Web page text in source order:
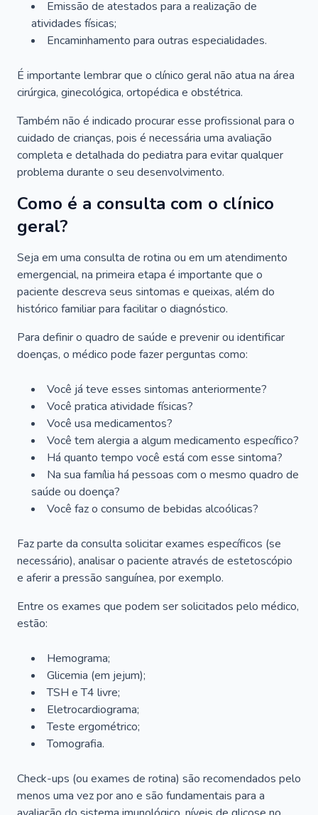
Emissão de atestados para a realização de
atividades físicas;
Encaminhamento para outras especialidades.
É importante lembrar que o clínico geral não atua na área
cirúrgica, ginecológica, ortopédica e obstétrica.
Também não é indicado procurar esse profissional para o
cuidado de crianças, pois é necessária uma avaliação
completa e detalhada do pediatra para evitar qualquer
problema durante o seu desenvolvimento.
Como é a consulta com o clínico
geral?
Seja em uma consulta de rotina ou em um atendimento
emergencial, na primeira etapa é importante que o
paciente descreva seus sintomas e queixas, além do
histórico familiar para facilitar o diagnóstico.
Para definir o quadro de saúde e prevenir ou identificar
doenças, o médico pode fazer perguntas como:
Você já teve esses sintomas anteriormente?
Você pratica atividade físicas?
Você usa medicamentos?
Você tem alergia a algum medicamento específico?
Há quanto tempo você está com esse sintoma?
Na sua família há pessoas com o mesmo quadro de
saúde ou doença?
Você faz o consumo de bebidas alcoólicas?
Faz parte da consulta solicitar exames específicos (se
necessário), analisar o paciente através de estetoscópio
e aferir a pressão sanguínea, por exemplo.
Entre os exames que podem ser solicitados pelo médico,
estão:
Hemograma;
Glicemia (em jejum);
TSH e T4 livre;
Eletrocardiograma;
Teste ergométrico;
Tomografia.
Check-ups (ou exames de rotina) são recomendados pelo
menos uma vez por ano e são fundamentais para a